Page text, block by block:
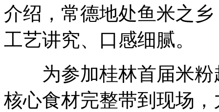
介绍，常德地处鱼米之
工艺讲究、口感细腻。
为参加桂林首届米粉
核心食材完整带到现场